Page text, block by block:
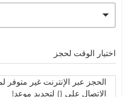
اختيار الوقت لحجز
الحجز عبر الإنترنت غير متوفر
الاتصال على () لتحديد موعد!